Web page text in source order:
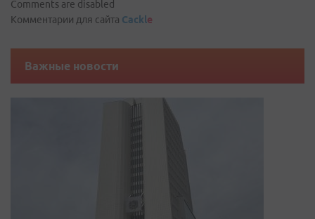
Comments are disabled
Комментарии для сайта Cackle
Важные новости